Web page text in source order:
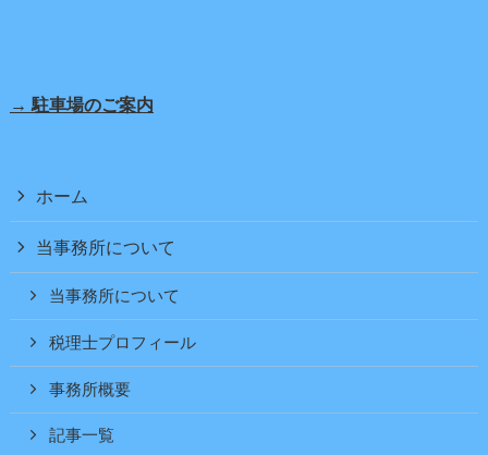
→ 駐車場のご案内
ホーム
当事務所について
当事務所について
税理士プロフィール
事務所概要
記事一覧